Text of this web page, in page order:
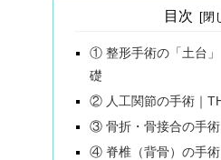
目次
① 整形手術の「土台
礎
② 人工関節の手術｜
③ 骨折・骨接合の手
④ 脊椎（背骨）の手術